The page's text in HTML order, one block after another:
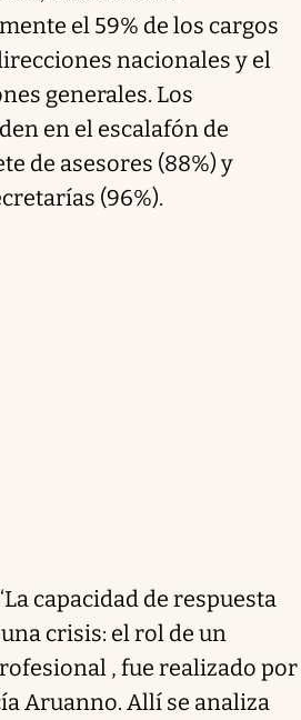
el 59% de los cargos
nacionales y el
generales. Los
en el escalafón de
de asesores (88%) y
(96%).
capacidad de respuesta
crisis: el rol de un
, fue realizado por
Aruanno. Allí se analiza